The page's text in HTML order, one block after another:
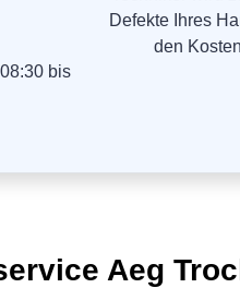
bis
Defekte Ihres
den
Aeg